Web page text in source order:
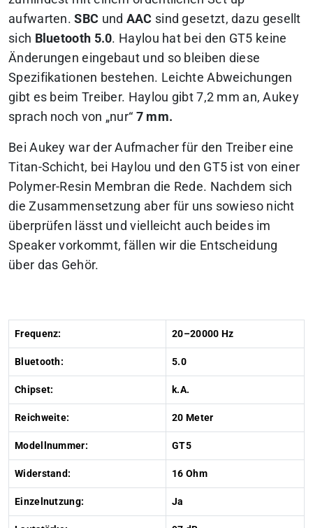
aufwarten.SBC und AAC sind gesetzt, dazu gesellt
sich Bluetooth 5.0. Haylou hat bei den GT5 keine
Änderungen eingebaut und so bleiben diese
Spezifikationen bestehen. Leichte Abweichungen
gibt es beim Treiber. Haylou gibt 7,2 mm an, Aukey
sprach noch von „nur“ 7 mm.
Bei Aukey war der Aufmacher für den Treiber eine
Titan-Schicht, bei Haylou und den GT5 ist von einer
Polymer-Resin Membran die Rede. Nachdem sich
die Zusammensetzung aber für uns sowieso nicht
überprüfen lässt und vielleicht auch beides im
Speaker vorkommt, fällen wir die Entscheidung
über das Gehör.
Frequenz: 20–20000 Hz
Bluetooth: 5.0
Chipset: k.A.
Reichweite: 20 Meter
Modellnummer: GT5
Widerstand: 16 Ohm
Einzelnutzung: Ja